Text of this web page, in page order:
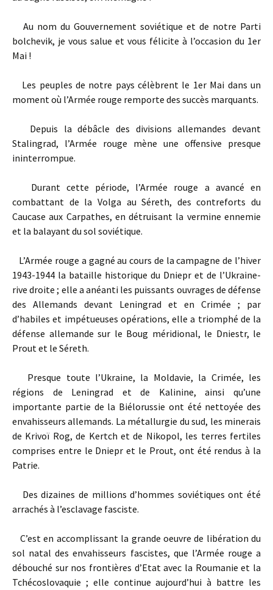
Au nom du Gouvernement soviétique et de notre Parti
bolchevik, je vous salue et vous félicite à l’occasion du 1er
Mai !
Les peuples de notre pays célèbrent le 1er Mai dans un
moment où l’Armée rouge remporte des succès marquants.
Depuis la débâcle des divisions allemandes devant
Stalingrad, l’Armée rouge mène une offensive presque
ininterrompue.
Durant cette période, l’Armée rouge a avancé en
combattant de la Volga au Séreth, des contreforts du
Caucase aux Carpathes, en détruisant la vermine ennemie
et la balayant du sol soviétique.
L’Armée rouge a gagné au cours de la campagne de l’hiver
1943-1944 la bataille historique du Dniepr et de l’Ukraine-
rive droite ; elle a anéanti les puissants ouvrages de défense
des Allemands devant Leningrad et en Crimée ; par
d’habiles et impétueuses opérations, elle a triomphé de la
défense allemande sur le Boug méridional, le Dniestr, le
Prout et le Séreth.
Presque toute l’Ukraine, la Moldavie, la Crimée, les
régions de Leningrad et de Kalinine, ainsi qu’une
importante partie de la Biélorussie ont été nettoyée des
envahisseurs allemands. La métallurgie du sud, les minerais
de Krivoï Rog, de Kertch et de Nikopol, les terres fertiles
comprises entre le Dniepr et le Prout, ont été rendus à la
Patrie.
Des dizaines de millions d’hommes soviétiques ont été
arrachés à l’esclavage fasciste.
C’est en accomplissant la grande oeuvre de libération du
sol natal des envahisseurs fascistes, que l’Armée rouge a
débouché sur nos frontières d’Etat avec la Roumanie et la
Tchécoslovaquie ; elle continue aujourd’hui à battre les